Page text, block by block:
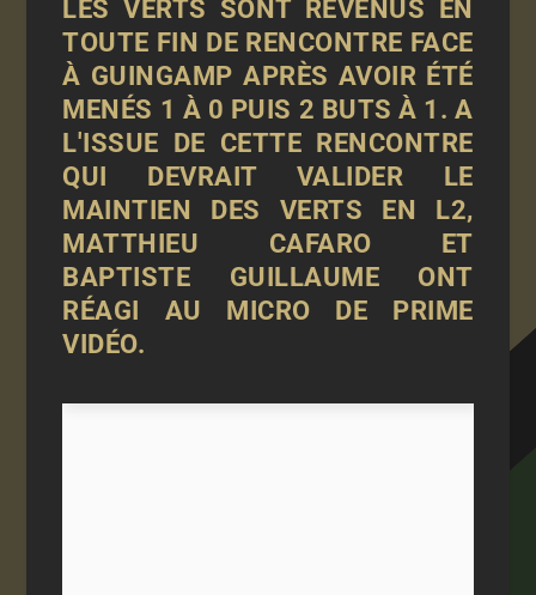
LES VERTS SONT REVENUS EN
TOUTE FIN DE RENCONTRE FACE
À GUINGAMP APRÈS AVOIR ÉTÉ
MENÉS 1 À 0 PUIS 2 BUTS À 1. A
L'ISSUE DE CETTE RENCONTRE
QUI DEVRAIT VALIDER LE
MAINTIEN DES VERTS EN L2,
MATTHIEU CAFARO ET
BAPTISTE GUILLAUME ONT
RÉAGI AU MICRO DE PRIME
VIDÉO.